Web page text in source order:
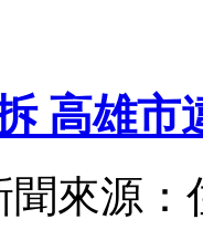
高雄市
聞來源：